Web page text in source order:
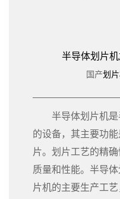
半导体划片
国产划
半导体划片机
的设备，其主要功
片。划片工艺的精
质量和性能。半导
片机的主要生产工